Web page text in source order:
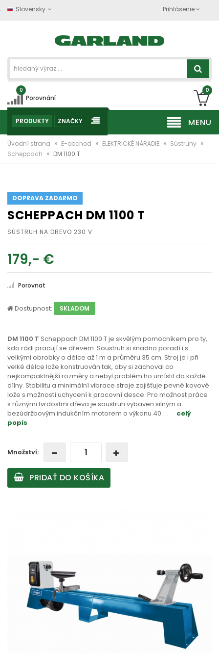
Slovensky Prihlásenie
0
Porovnání
0
MENU
PRODUKTY ZNAČKY
Úvodní strana » E-obchod » ELEKTRICKÉ NÁRADIE » Sústruhy »
Scheppach » DM 1100 T
DOPRAVA ZADARMO
SCHEPPACH DM 1100 T
SÚSTRUH NA DREVO 230 V
179,- €
Porovnat
Dostupnost: SKLADOM
DM 1100 T Scheppach DM 1100 T je skvělým pomocníkem pro ty,
kdo rádi pracují se dřevem. Soustruh si snadno poradí i s
velkými obrobky o délce až 1 m a průměru 35 cm. Stroj je i při
velké délce lože konstruován tak, aby si zachoval co
nejkompaktnější rozměry a nebyl problém ho umístit do každé
dílny. Stabilitu a minimální vibrace stroje zajišťuje pevné kovové
lože s možností uchycení k pracovní desce. Pro možnost práce
s různými tvrdostmi dřeva je soustruh vybaven silným a
bezúdržbovým indukčním motorem o výkonu 40. . .
celý
popis
Množství:
PRIDAŤ DO KOŠÍKA